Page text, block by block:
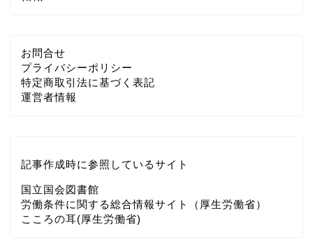
お問合せ
プライバシーポリシー
特定商取引法に基づく表記
運営者情報
記事作成時に参照しているサイト
国立国会図書館
労働条件に関する総合情報サイト（厚生労働省）
こころの耳(厚生労働省)